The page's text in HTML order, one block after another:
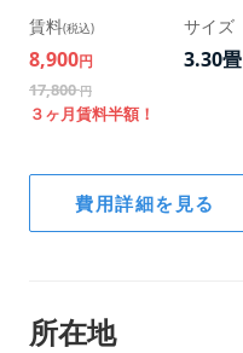
賃料(税込)
8,900円
17,800円
３ヶ月賃料半額！
サイズ
3.30畳
階数
費用詳細を見る
所在地